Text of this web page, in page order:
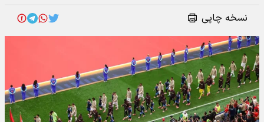
نسخه چاپی